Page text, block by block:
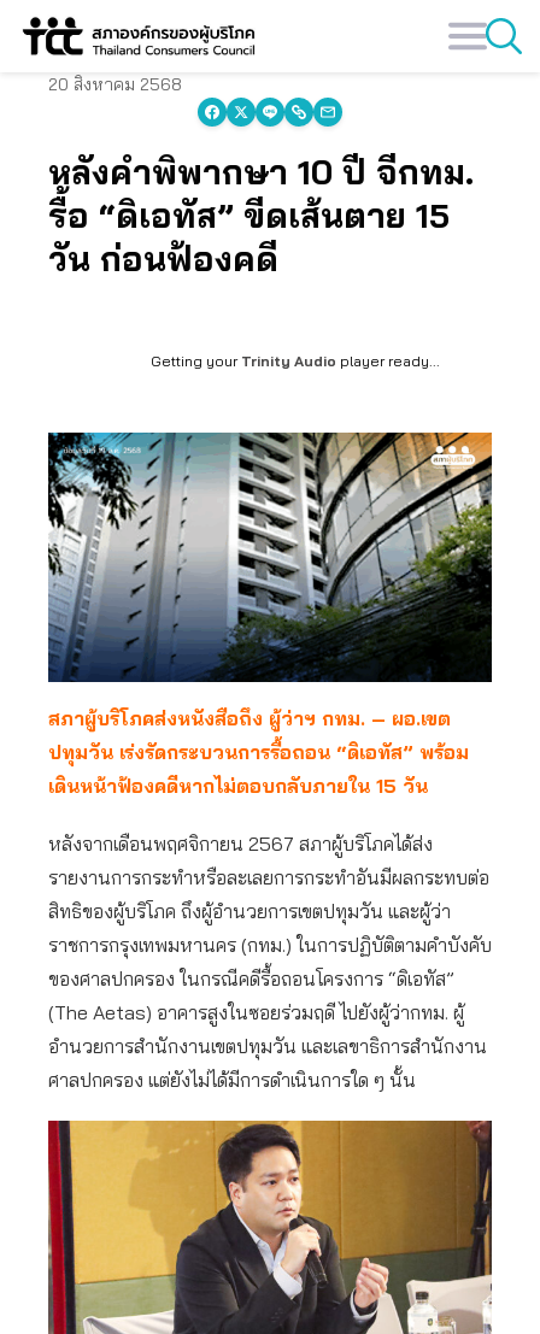
Skip
20 สิงหาคม 2568
หลังคำพิพากษา 10 ปี จี้กทม.
รื้อ “ดิเอทัส” ขีดเส้นตาย 15
วัน ก่อนฟ้องคดี
Getting your Trinity Audio player ready...
สภาผู้บริโภคส่งหนังสือถึง ผู้ว่าฯ กทม. – ผอ.เขต
ปทุมวัน เร่งรัดกระบวนการรื้อถอน “ดิเอทัส” พร้อม
เดินหน้าฟ้องคดีหากไม่ตอบกลับภายใน 15 วัน
หลังจากเดือนพฤศจิกายน 2567 สภาผู้บริโภคได้ส่ง
รายงานการกระทำหรือละเลยการกระทำอันมีผลกระทบต่อ
สิทธิของผู้บริโภค ถึงผู้อำนวยการเขตปทุมวัน และผู้ว่า
ราชการกรุงเทพมหานคร (กทม.) ในการปฏิบัติตามคำบังคับ
ของศาลปกครอง ในกรณีคดีรื้อถอนโครงการ “ดิเอทัส”
(The Aetas) อาคารสูงในซอยร่วมฤดี ไปยังผู้ว่ากทม. ผู้
อำนวยการสำนักงานเขตปทุมวัน และเลขาธิการสำนักงาน
ศาลปกครอง แต่ยังไม่ได้มีการดำเนินการใด ๆ นั้น